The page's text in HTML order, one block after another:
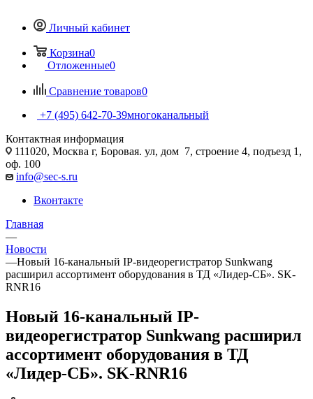
Личный кабинет
Корзина0
Отложенные0
Сравнение товаров0
+7 (495) 642-70-39многоканальный
Контактная информация
111020, Москва г, Боровая. ул, дом 7, строение 4, подъезд 1,
оф. 100
info@sec-s.ru
Вконтакте
Главная
—
Новости
—Новый 16-канальный IP-видеорегистратор Sunkwang
расширил ассортимент оборудования в ТД «Лидер-СБ». SK-
RNR16
Новый 16-канальный IP-
видеорегистратор Sunkwang расширил
ассортимент оборудования в ТД
«Лидер-СБ». SK-RNR16